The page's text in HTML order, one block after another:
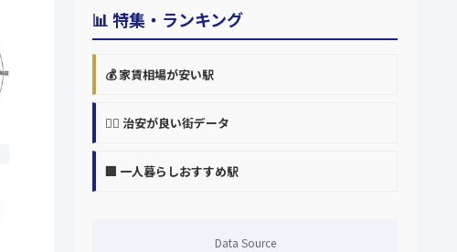
📊 特集・ランキング
💰 家賃相場が安い駅
👮‍♀️ 治安が良い街データ
🏢 一人暮らしおすすめ駅
Data Source